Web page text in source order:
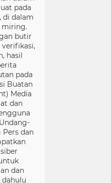
pada
di dalam
miring.
butir
verifikasi,
hasil
pada
Buatan
Media
dan
Pers dan
dan